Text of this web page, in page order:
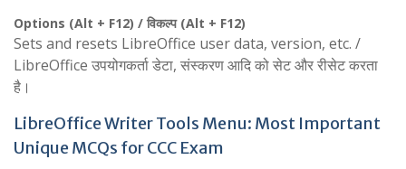
Options (Alt + F12) / विकल्प (Alt + F12)
Sets and resets LibreOffice user data, version, etc. /
LibreOffice उपयोगकर्ता डेटा, संस्करण आदि को सेट और रीसेट करता
है।
LibreOffice Writer Tools Menu: Most Important
Unique MCQs for CCC Exam